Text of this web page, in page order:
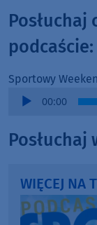
Posłuchaj
podcaście:
Sportowy
Audio
00:00
Posłuchaj
WIĘCEJ NA